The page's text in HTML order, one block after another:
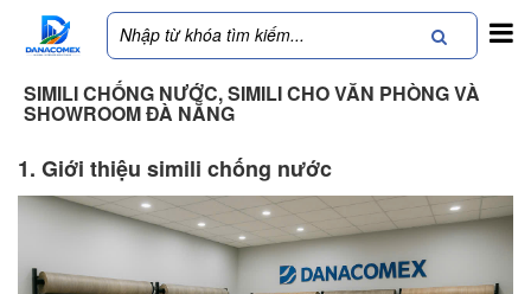
SIMILI CHỐNG NƯỚC, SIMILI CHO VĂN PHÒNG VÀ
SHOWROOM ĐÀ NẴNG
1. Giới thiệu simili chống nước